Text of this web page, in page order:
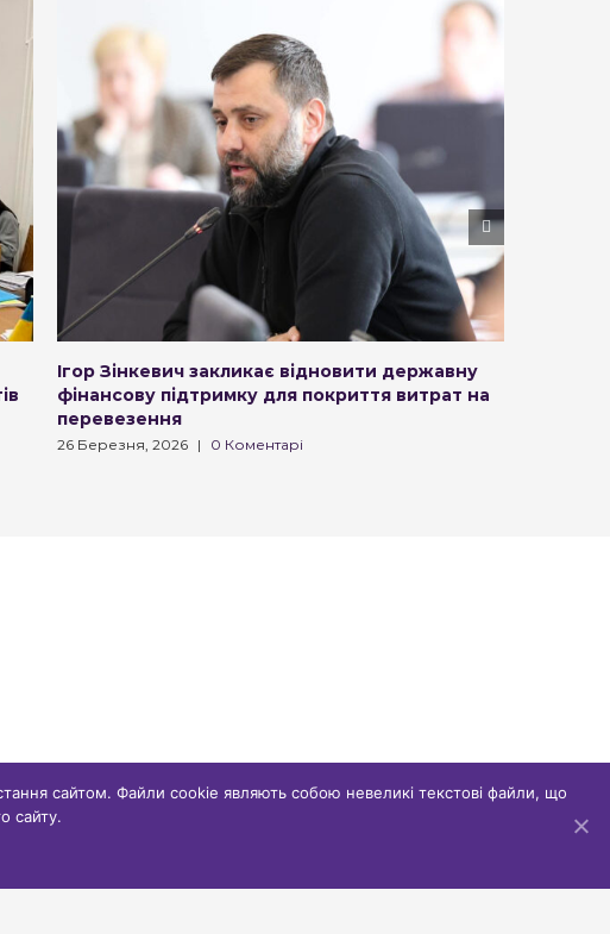
Ігор Зінкевич закликає відновити державну
фінансову підтримку для покриття витрат на
перевезення
26 Березня, 2026 | 0 Коментарі
сайтом. Файли cookie являють собою невеликі текстові файли, що
сайту.